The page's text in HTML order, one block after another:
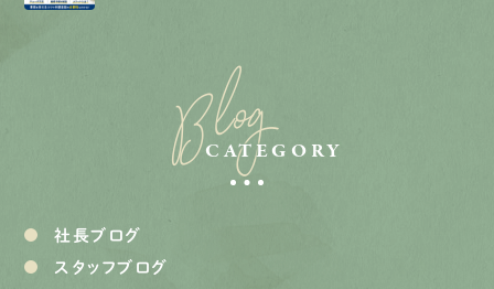
Blog
CATEGORY
社長ブログ
スタッフブログ